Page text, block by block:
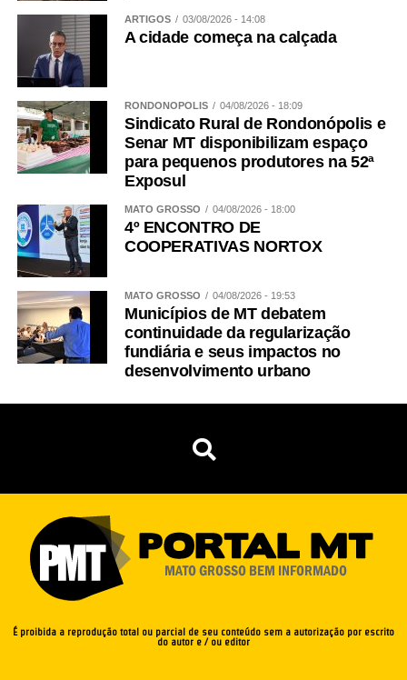
ARTIGOS 03/08/2026 - 14:08
A cidade começa na calçada
RONDONÓPOLIS 04/08/2026 - 18:09
Sindicato Rural de Rondonópolis e
Senar MT disponibilizam espaço
para pequenos produtores na 52ª
Exposul
MATO GROSSO 04/08/2026 - 18:00
4º ENCONTRO DE
COOPERATIVAS NORTOX
MATO GROSSO 04/08/2026 - 19:53
Municípios de MT debatem
continuidade da regularização
fundiária e seus impactos no
desenvolvimento urbano
É proibida a reprodução total ou parcial de seu conteúdo sem a autorização por escrito
do autor e / ou editor